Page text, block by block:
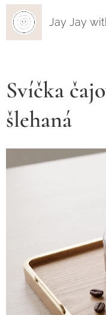
Jay Jay
Svíčka
šlehaná